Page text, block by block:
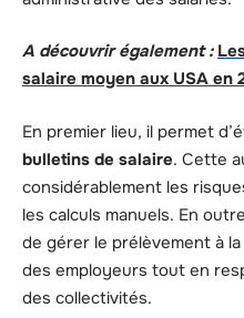
A découvrir également :
salaire moyen aux USA en
En premier lieu, il permet
bulletins de salaire. Cette
considérablement les
les calculs manuels. En
de gérer le prélèvement à
des employeurs tout en
des collectivités.